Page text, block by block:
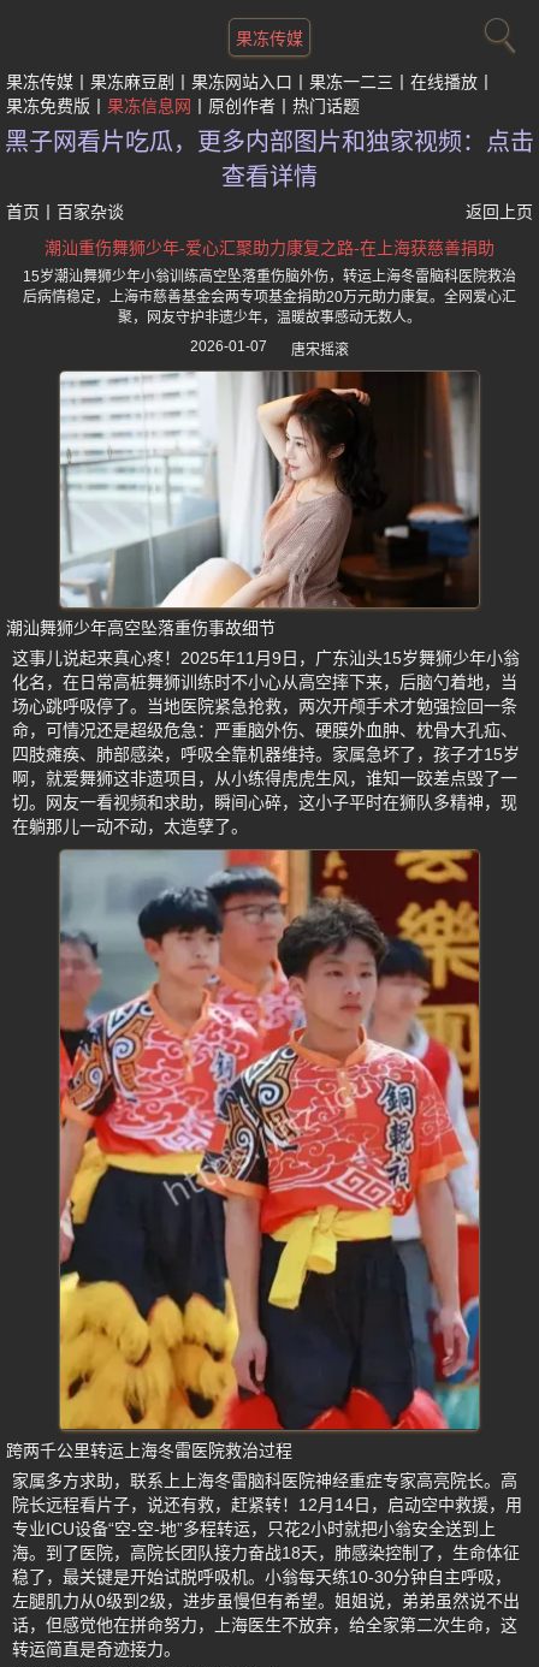
果冻传媒
果冻传媒 果冻麻豆剧 果冻网站入口 果冻一二三
在线播放
果冻免费版
果冻信息网 原创作者 热门话题
黑子网看片吃瓜，更多内部图片和独家视频：点击
查看详情
首页 百家杂谈
返回上页
潮汕重伤舞狮少年-爱心汇聚助力康复之路-在上海获慈善捐助
15岁潮汕舞狮少年小翁训练高空坠落重伤脑外伤，转运上海冬雷脑科医院救治
后病情稳定，上海市慈善基金会两专项基金捐助20万元助力康复。全网爱心汇
聚，网友守护非遗少年，温暖故事感动无数人。
2026-01-07
唐宋摇滚
潮汕舞狮少年高空坠落重伤事故细节
这事儿说起来真心疼！2025年11月9日，广东汕头15岁舞狮少年小翁
化名，在日常高桩舞狮训练时不小心从高空摔下来，后脑勺着地，当
场心跳呼吸停了。当地医院紧急抢救，两次开颅手术才勉强捡回一条
命，可情况还是超级危急：严重脑外伤、硬膜外血肿、枕骨大孔疝、
四肢瘫痪、肺部感染，呼吸全靠机器维持。家属急坏了，孩子才15岁
啊，就爱舞狮这非遗项目，从小练得虎虎生风，谁知一跤差点毁了一
切。网友一看视频和求助，瞬间心碎，这小子平时在狮队多精神，现
在躺那儿一动不动，太造孽了。
跨两千公里转运上海冬雷医院救治过程
家属多方求助，联系上上海冬雷脑科医院神经重症专家高亮院长。高
院长远程看片子，说还有救，赶紧转！12月14日，启动空中救援，用
专业ICU设备“空-空-地”多程转运，只花2小时就把小翁安全送到上
海。到了医院，高院长团队接力奋战18天，肺感染控制了，生命体征
稳了，最关键是开始试脱呼吸机。小翁每天练10-30分钟自主呼吸，
左腿肌力从0级到2级，进步虽慢但有希望。姐姐说，弟弟虽然说不出
话，但感觉他在拼命努力，上海医生不放弃，给全家第二次生命，这
转运简直是奇迹接力。